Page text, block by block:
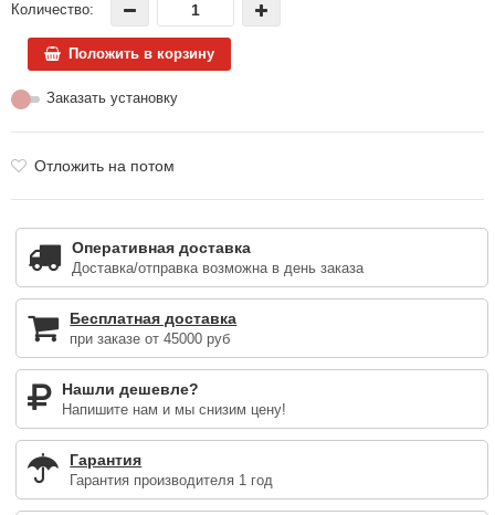
Количество:
Положить в корзину
Заказать установку
Отложить на потом
Оперативная доставка
Доставка/отправка возможна в день заказа
Бесплатная доставка
при заказе от 45000 руб
Нашли дешевле?
Напишите нам и мы снизим цену!
Гарантия
Гарантия производителя 1 год